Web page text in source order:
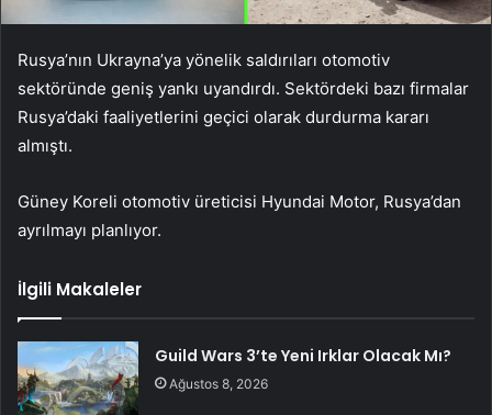
Rusya’nın Ukrayna’ya yönelik saldırıları otomotiv
sektöründe geniş yankı uyandırdı. Sektördeki bazı firmalar
Rusya’daki faaliyetlerini geçici olarak durdurma kararı
almıştı.
Güney Koreli otomotiv üreticisi Hyundai Motor, Rusya’dan
ayrılmayı planlıyor.
İlgili Makaleler
Guild Wars 3’te Yeni Irklar Olacak Mı?
Ağustos 8, 2026